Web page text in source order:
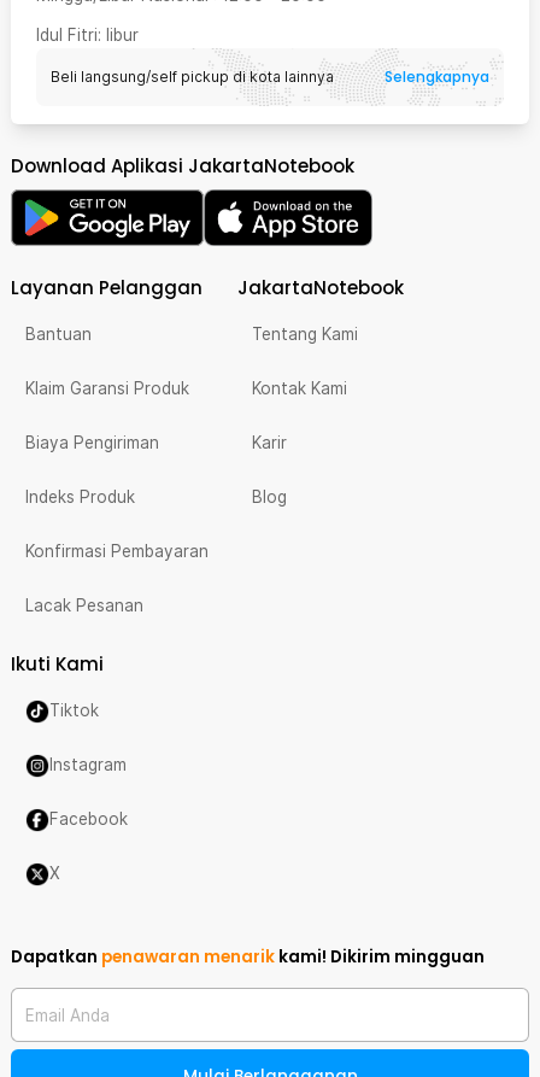
Idul Fitri: libur
Beli langsung/self pickup di kota lainnya Selengkapnya
Download Aplikasi JakartaNotebook
Layanan Pelanggan
Bantuan
Klaim Garansi Produk
Biaya Pengiriman
Indeks Produk
Konfirmasi Pembayaran
Lacak Pesanan
JakartaNotebook
Tentang Kami
Kontak Kami
Karir
Blog
Ikuti Kami
Tiktok
Instagram
Facebook
X
Dapatkan penawaran menarik kami! Dikirim mingguan
Email Anda